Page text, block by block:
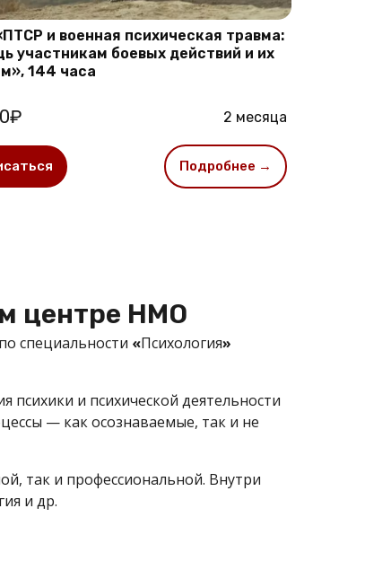
и военная психическая травма:
участникам боевых действий и их
144 часа
2 месяца
Подробнее →
центре НМО
специальности «Психология»
и психической деятельности
— как осознаваемые, так и не
так и профессиональной. Внутри
и др.